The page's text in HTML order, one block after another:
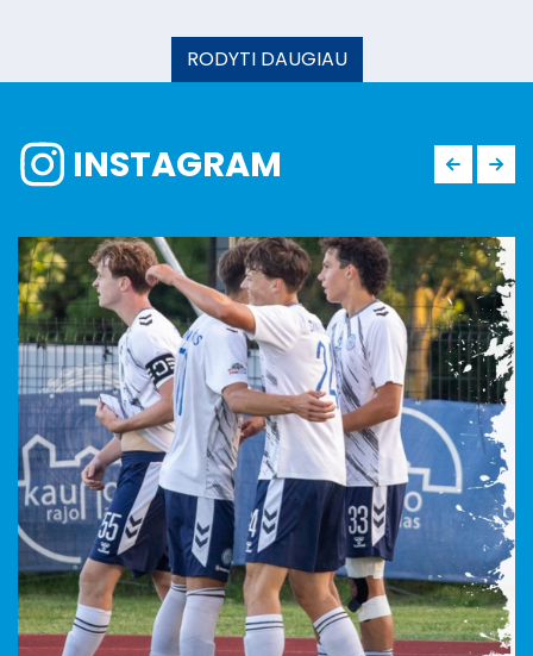
RODYTI DAUGIAU
INSTAGRAM